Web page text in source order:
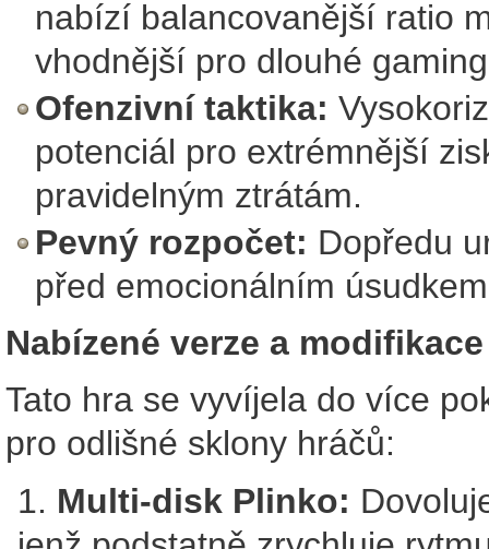
nabízí balancovanější ratio
vhodnější pro dlouhé
Ofenzivní taktika:
potenciál pro extrémnější
pravidelným ztrátám.
Pevný rozpočet: Dopředu
před emocionálním
Nabízené verze a modifikace
Tato hra se vyvíjela do více
pro odlišné sklony hráčů:
Multi-disk Plinko: